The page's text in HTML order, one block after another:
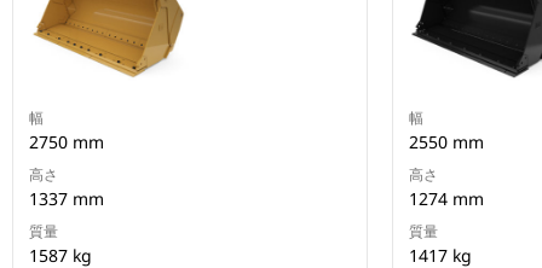
幅
2750 mm
高さ
1337 mm
質量
1587 kg
幅
2550 mm
高さ
1274 mm
質量
1417 kg